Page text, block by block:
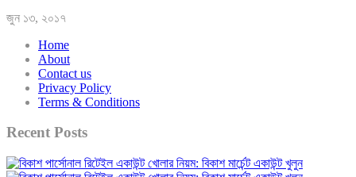
জুন ১৩, ২০১৭
Home
About
Contact us
Privacy Policy
Terms & Conditions
Recent Posts